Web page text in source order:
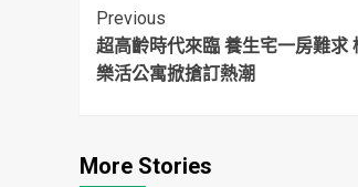
Continue
Reading
Previous
超高齡時代來臨 養生宅一房難求
樂活公寓掀搶訂熱潮
More Stories